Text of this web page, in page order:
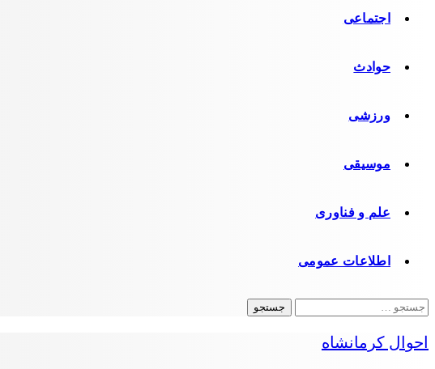
اجتماعی
حوادث
ورزشی
موسیقی
علم و فناوری
اطلاعات عمومی
جستجو
برای:
احوال کرمانشاه